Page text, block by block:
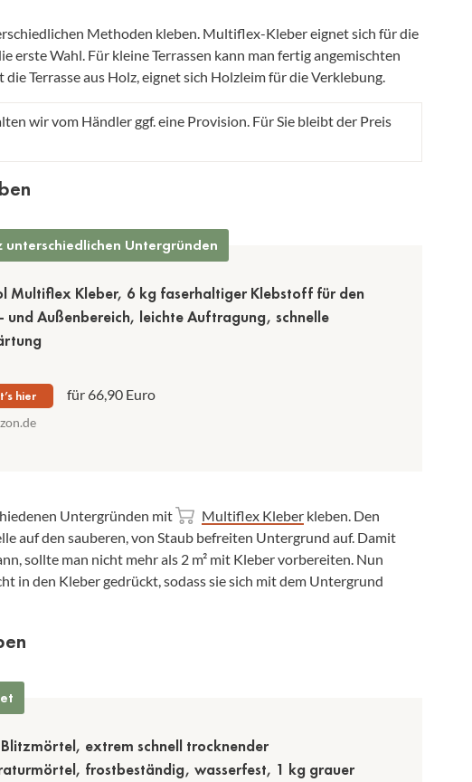
Methoden kleben. Multiflex-Kleber eignet sich für die
erste Wahl. Für kleine Terrassen kann man fertig angemischten
Terrasse aus Holz, eignet sich Holzleim für die Verklebung.
wir vom Händler ggf. eine Provision. Für Sie bleibt der Preis
Untergründen
Multiflex Kleber, 6 kg faserhaltiger Klebstoff für den
und Außenbereich, leichte Auftragung, schnelle
hier für 66,90 Euro
Untergründen mit Multiflex Kleber kleben. Den
auf den sauberen, von Staub befreiten Untergrund auf. Damit
sollte man nicht mehr als 2 m² mit Kleber vorbereiten. Nun
in den Kleber gedrückt, sodass sie sich mit dem Untergrund
extrem schnell trocknender
frostbeständig, wasserfest, 1 kg grauer